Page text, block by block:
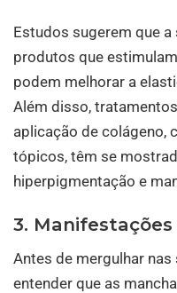
Estudos sugerem que
produtos que
podem melhorar a
Além disso,
aplicação de colágeno,
tópicos, têm se
hiperpigmentação e
3.
Antes de mergulhar
entender que as